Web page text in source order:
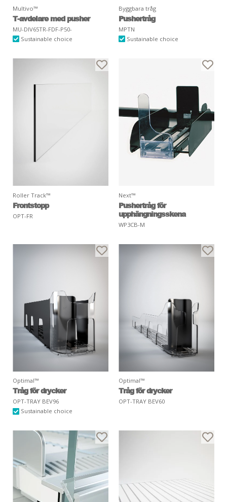
Multivo™
T-avdelare med pusher
MU-DIV65TR-FDF-P50-
Sustainable choice
Byggbara tråg
Pushertråg
MPTN
Sustainable choice
Roller Track™
Frontstopp
OPT-FR
Next™
Pushertråg för
upphängningsskena
WP3CB-M
Optimal™
Tråg för drycker
OPT-TRAY BEV96
Sustainable choice
Optimal™
Tråg för drycker
OPT-TRAY BEV60